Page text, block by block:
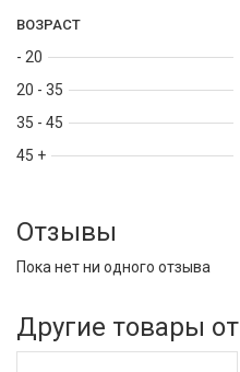
ВОЗРАСТ
- 20
20 - 35
35 - 45
45 +
Отзывы
Пока нет ни одного отзыва
Другие товары от